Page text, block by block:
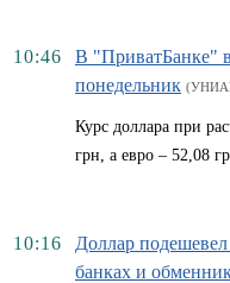
10:46
В "ПриватБанке"
понедельник
Курс доллара при
грн, а евро – 52,08
10:16
Доллар
банках и